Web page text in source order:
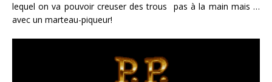
lequel on va pouvoir creuser des trous pas à la main mais …
avec un marteau-piqueur!